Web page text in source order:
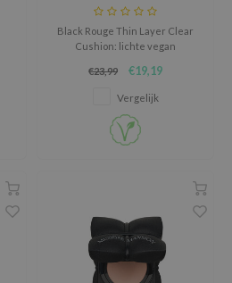
Black Rouge Thin Layer Clear
Cushion: lichte vegan
SPF50+ bescherming en
egale huid.
€23,99 €19,19
Vergelijk